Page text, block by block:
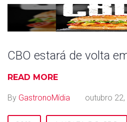
CBO estará de volta
READ MORE
By GastronoMídia outubro 22,